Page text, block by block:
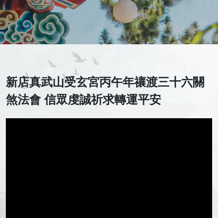
新店真武山受玄宮丙午年禳渡三十六關
煞法會 信眾虔誠祈求轉運平安